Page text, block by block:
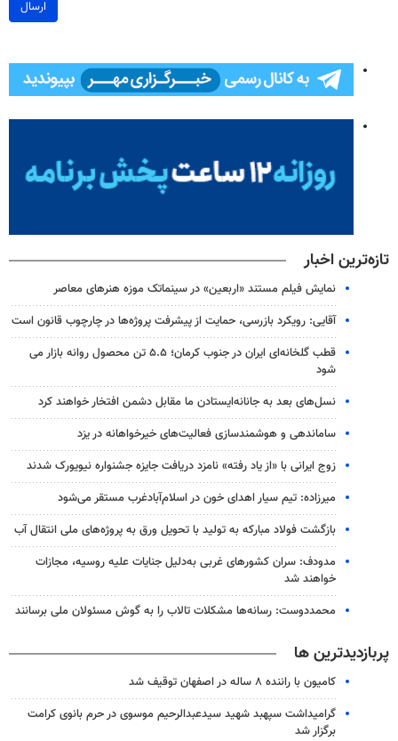
ارسال
تازه‌ترین اخبار
نمایش فیلم مستند «اربعین» در سینماتک موزه هنرهای معاصر
آقایی: رویکرد بازرسی، حمایت از پیشرفت پروژه‌ها در چارچوب قانون است
قطب گلخانه‌ای ایران در جنوب کرمان؛ ۵.۵ تن محصول روانه بازار می
شود
نسل‌های بعد به جانانه‌ایستادن ما مقابل دشمن افتخار خواهند کرد
ساماندهی و هوشمندسازی فعالیت‌های خیرخواهانه در یزد
زوج ایرانی با «از یاد رفته» نامزد دریافت جایزه جشنواره نیویورک شدند
میرزاده: تیم سیار اهدای خون در اسلام‌آبادغرب مستقر می‌شود
بازگشت فولاد مبارکه به تولید با تحویل ورق به پروژه‌های ملی انتقال آب
مدودف: سران کشورهای غربی به‌دلیل جنایات علیه روسیه، مجازات
خواهند شد
محمددوست: رسانه‌ها مشکلات تالاب را به گوش مسئولان ملی برسانند
پربازدیدترین ها
کامیون با راننده ۸ ساله در اصفهان توقیف شد
گرامیداشت سپهبد شهید سیدعبدالرحیم موسوی در حرم بانوی کرامت
برگزار شد